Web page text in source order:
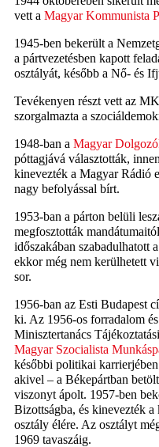
vett a Magyar Kommunista
1945-ben bekerült a
a pártvezetésben kapott
osztályát, később a Nő- és
Tevékenyen részt vett az
szorgalmazta a
1948-ban a Magyar
póttagjává választották,
kinevezték a Magyar Rádió
nagy befolyással bírt.
1953-ban a párton belüli
megfosztották
időszakában szabadulhatott
ekkor még nem kerülhetett
sor.
1956-ban az Esti Budapest
ki. Az 1956-os forradalom
Minisztertanács
Magyar Szocialista
későbbi politikai
akivel – a Békepártban
viszonyt ápolt. 1957-ben
Bizottságba, és kinevezték
osztály élére. Az osztályt
1969 tavaszáig.